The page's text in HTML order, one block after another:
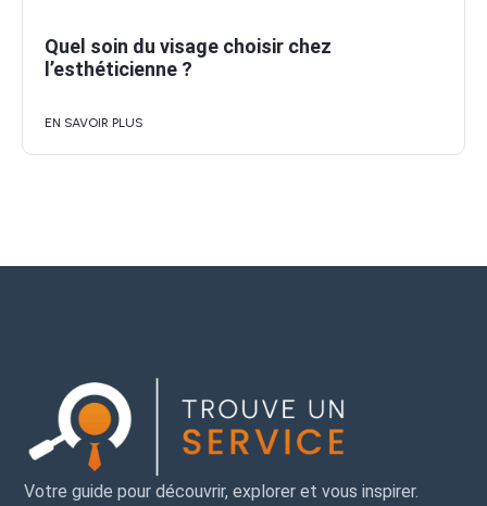
Quel soin du visage choisir chez
l’esthéticienne ?
EN SAVOIR PLUS
Votre guide pour découvrir, explorer et vous inspirer.